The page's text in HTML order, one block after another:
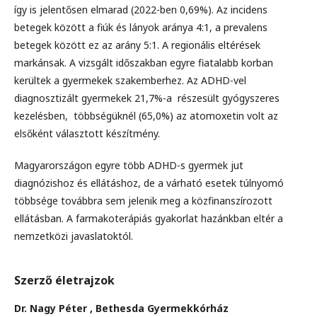
így is jelentősen elmarad (2022-ben 0,69%). Az incidens
betegek között a fiúk és lányok aránya 4:1, a prevalens
betegek között ez az arány 5:1. A regionális eltérések
markánsak. A vizsgált időszakban egyre fiatalabb korban
kerültek a gyermekek szakemberhez. Az ADHD-vel
diagnosztizált gyermekek 21,7%-a részesült gyógyszeres
kezelésben, többségüknél (65,0%) az atomoxetin volt az
elsőként választott készítmény.
Magyarországon egyre több ADHD-s gyermek jut
diagnózishoz és ellátáshoz, de a várható esetek túlnyomó
többsége továbbra sem jelenik meg a közfinanszírozott
ellátásban. A farmakoterápiás gyakorlat hazánkban eltér a
nemzetközi javaslatoktól.
Szerző életrajzok
Dr. Nagy Péter , Bethesda Gyermekkórház